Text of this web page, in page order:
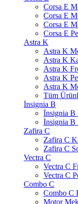
Corsa E
Corsa E
Corsa E
Corsa E
Astra K
Astra K
Astra K
Astra K
Astra K
Astra K
Tüm
İnsignia B
İnsignia B
İnsignia B
Zafira C
Zafira C
Zafira C
Vectra C
Vectra C
Vectra C
Combo C
Combo C
Motor